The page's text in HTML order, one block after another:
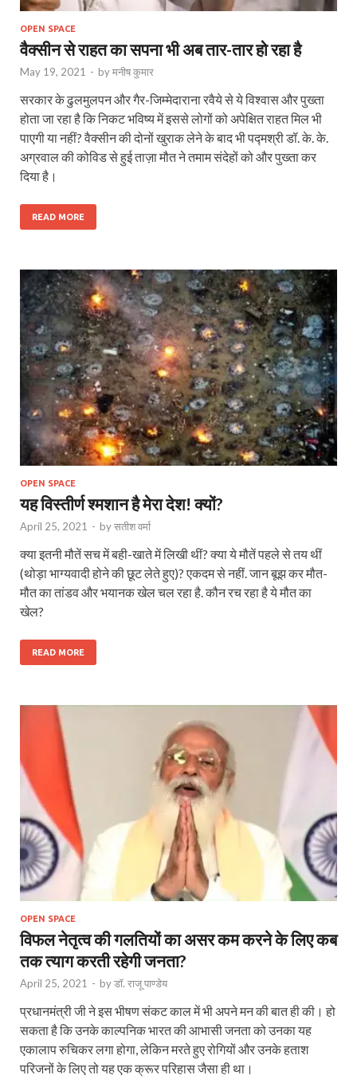
OPEN SPACE
वैक्सीन से राहत का सपना भी अब तार-तार हो रहा है
May 19, 2021 - byमनीष कुमार
सरकार के ढुलमुलपन और गैर-जिम्मेदाराना रवैये से ये विश्वास और पुख्ता
होता जा रहा है कि निकट भविष्य में इससे लोगों को अपेक्षित राहत मिल भी
पाएगी या नहीं? वैक्‍सीन की दोनों खुराक लेने के बाद भी पद्मश्री डॉ. के. के.
अग्रवाल की कोविड से हुई ताज़ा मौत ने तमाम संदेहों को और पुख्‍ता कर
दिया है।
READ MORE
OPEN SPACE
यह विस्तीर्ण श्मशान है मेरा देश! क्यों?
April 25, 2021 - byसतीश वर्मा
क्या इतनी मौतें सच में बही-खाते में लिखी थीं? क्या ये मौतें पहले से तय थीं
(थोड़ा भाग्यवादी होने की छूट लेते हुए)? एकदम से नहीं. जान बूझ कर मौत-
मौत का तांडव और भयानक खेल चल रहा है. कौन रच रहा है ये मौत का
खेल?
READ MORE
OPEN SPACE
विफल नेतृत्व की गलतियों का असर कम करने के लिए कब
तक त्याग करती रहेगी जनता?
April 25, 2021 - byडॉ. राजू पाण्डेय
प्रधानमंत्री जी ने इस भीषण संकट काल में भी अपने मन की बात ही की। हो
सकता है कि उनके काल्पनिक भारत की आभासी जनता को उनका यह
एकालाप रुचिकर लगा होगा, लेकिन मरते हुए रोगियों और उनके हताश
परिजनों के लिए तो यह एक क्रूर परिहास जैसा ही था।